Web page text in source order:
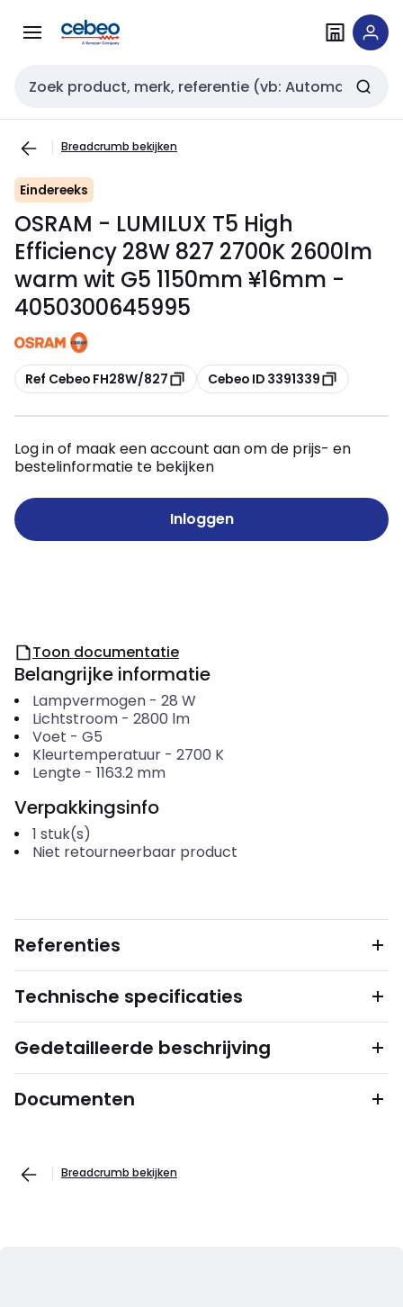
naar
naar
Zoekveld invoer
Breadcrumb bekijken
Eindereeks
OSRAM - LUMILUX T5 High
Efficiency 28W 827 2700K 2600lm
warm wit G5 1150mm ¥16mm -
4050300645995
Kopiëren
Ref Cebeo FH28W/827 Kopiëren
Cebeo ID 3391339
Log in of maak een account aan om de prijs- en
bestelinformatie te bekijken
Inloggen
Toon documentatie
Belangrijke informatie
Lampvermogen- 28 W
Lichtstroom- 2800 lm
Voet - G5
Kleurtemperatuur- 2700 K
Lengte - 1163.2 mm
Verpakkingsinfo
1 stuk(s)
Niet retourneerbaar product
Referenties
Technische specificaties
Gedetailleerde beschrijving
Documenten
Breadcrumb bekijken